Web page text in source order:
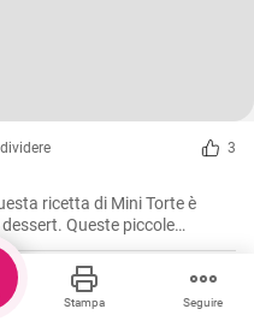
3
ricetta di Mini Torte è
Queste piccole
per gli occhi e un paradiso
Stampa Seguire